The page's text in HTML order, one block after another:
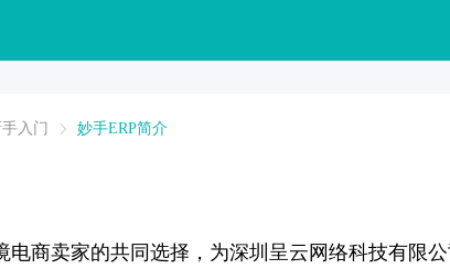
入门 妙手ERP简介
电商卖家的共同选择，为深圳呈云网络科技有限